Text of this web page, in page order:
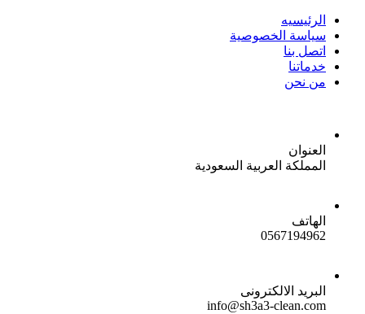
الرئيسيه
سياسة الخصوصية
اتصل بنا
خدماتنا
من نحن
العنوان
المملكة العربية السعودية
الهاتف
0567194962
البريد الالكترونى
info@sh3a3-clean.com